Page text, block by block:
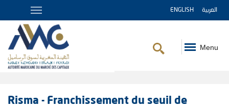
ENGLISH العربية
Menu
Risma - Franchissement du seuil de